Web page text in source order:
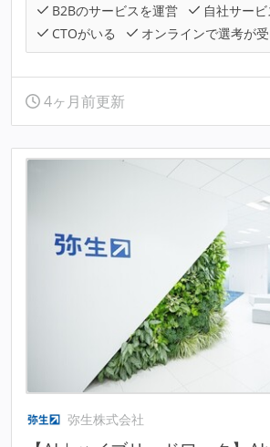
B2Bのサービスを運営
自社サー
CTOがいる
オンラインで選考が
4ヶ月前更新
弥生株式会社